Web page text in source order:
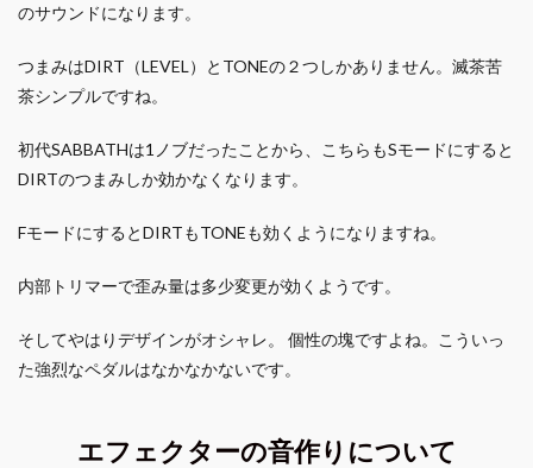
のサウンドになります。
つまみはDIRT（LEVEL）とTONEの２つしかありません。滅茶苦
茶シンプルですね。
初代SABBATHは1ノブだったことから、こちらもSモードにすると
DIRTのつまみしか効かなくなります。
FモードにするとDIRTもTONEも効くようになりますね。
内部トリマーで歪み量は多少変更が効くようです。
そしてやはりデザインがオシャレ。 個性の塊ですよね。こういっ
た強烈なペダルはなかなかないです。
エフェクターの音作りについて